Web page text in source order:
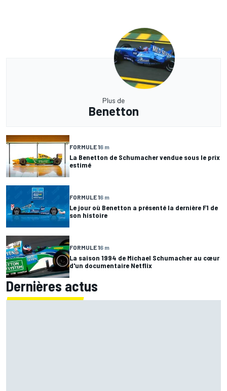
Plus de
Benetton
FORMULE 16 m
La Benetton de Schumacher vendue sous le prix
estimé
FORMULE 16 m
Le jour où Benetton a présenté la dernière F1 de
son histoire
FORMULE 16 m
La saison 1994 de Michael Schumacher au cœur
d'un documentaire Netflix
Dernières actus